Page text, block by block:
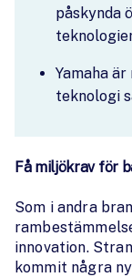
påskynda
Yamaha
teknologi
Få miljökrav för
Som i andra
innovation.
kommit några